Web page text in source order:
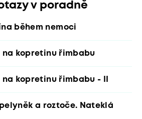
v poradně
během nemoci
kopretinu řimbabu
kopretinu řimbabu - II
a roztoče. Nateklá